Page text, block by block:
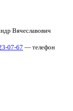
Вячеславович
07-67 — телефон